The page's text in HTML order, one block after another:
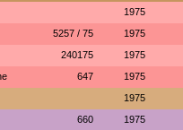
1975
5257 / 75 1975
240175 1975
647 1975
1975
660 1975